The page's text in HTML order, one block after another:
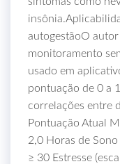
autogestãoO
monitoramento
usado em
pontuação de 0 a
correlações entre
Pontuação Atual
2,0 Horas de
≥ 30 Estresse